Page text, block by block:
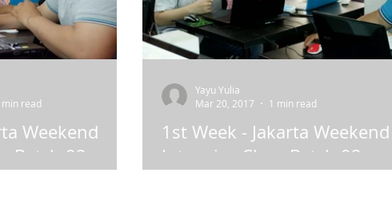
Weekend
Batch 02
min read
1st Week - Jakarta Weekend
Intensive Class Batch 02
Yayu Yulia
Mar 20, 2017
1 min read